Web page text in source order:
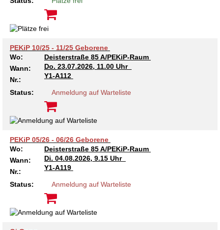
Kindertagesstätte Klaus-Müller-Kilian-Weg /
“Mäuseburg” / Familienzentrum
Kindertagesstätte König-Ludwig-Straße
Kindertagesstätte Langes Feld “Deisterspatzen”
Kindertagesstätte Moorlilienweg /
Familienzentrum
Kindertagesstätte Petermannstraße /
Kindertagesstätte Pfarrlandplatz
Krippe Schleswiger Straße
Kindertagesstätte Hiltrud-Grote-Weg
Kindertagesstätte Ibykusweg / Familienzentrum
Kindertagesstätte Johannes-Lau-Hof
Kindertagesstätte Kapellenbrink /
Familienzentrum
Kindertagesstätte Klaus-Müller-Kilian-Weg /
Kindertagesstätte König-Ludwig-Straße
Kindertagesstätte Levester Straße
PEKiP 10/25 - 11/25 Geborene
Wo:
Deisterstraße 85 A/PEKiP-Raum
Wann:
Do. 23.07.2026, 11.00 Uhr
Nr.:
Y1-A112
Status: Anmeldung auf Warteliste
PEKiP 05/26 - 06/26 Geborene
Wo:
Deisterstraße 85 A/PEKiP-Raum
Wann:
Di. 04.08.2026, 9.15 Uhr
Nr.:
Y1-A119
Status: Anmeldung auf Warteliste